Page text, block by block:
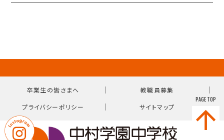
卒業生の皆さまへ ｜ 教職員募集 ｜
プライバシーポリシー ｜ サイトマップ
PAGE TOP